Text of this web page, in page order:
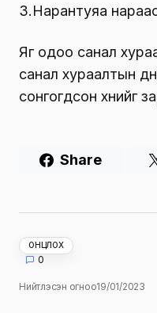
З.Нарантуяа
Яг одоо санал
санал хураалтын
сонгогдсон хүнийг
Share
ОНЦЛОХ
0
Нийтлэсэн огноо19/01/2023